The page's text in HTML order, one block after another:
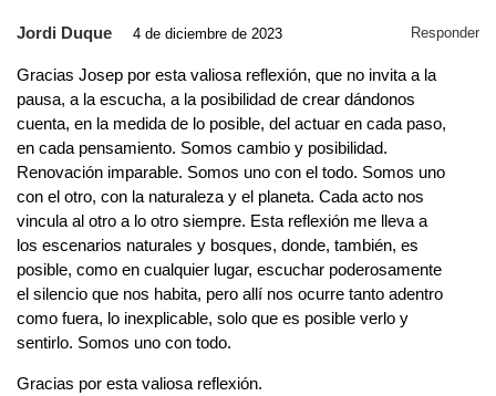
Jordi Duque 4 de diciembre de 2023 Responder
Gracias Josep por esta valiosa reflexión, que no invita a la
pausa, a la escucha, a la posibilidad de crear dándonos
cuenta, en la medida de lo posible, del actuar en cada paso,
en cada pensamiento. Somos cambio y posibilidad.
Renovación imparable. Somos uno con el todo. Somos uno
con el otro, con la naturaleza y el planeta. Cada acto nos
vincula al otro a lo otro siempre. Esta reflexión me lleva a
los escenarios naturales y bosques, donde, también, es
posible, como en cualquier lugar, escuchar poderosamente
el silencio que nos habita, pero allí nos ocurre tanto adentro
como fuera, lo inexplicable, solo que es posible verlo y
sentirlo. Somos uno con todo.
Gracias por esta valiosa reflexión.